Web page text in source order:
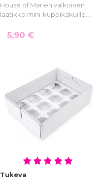
House of Marien valkoinen
laatikko mini-kuppikakuille…
5,90 €
Tukeva